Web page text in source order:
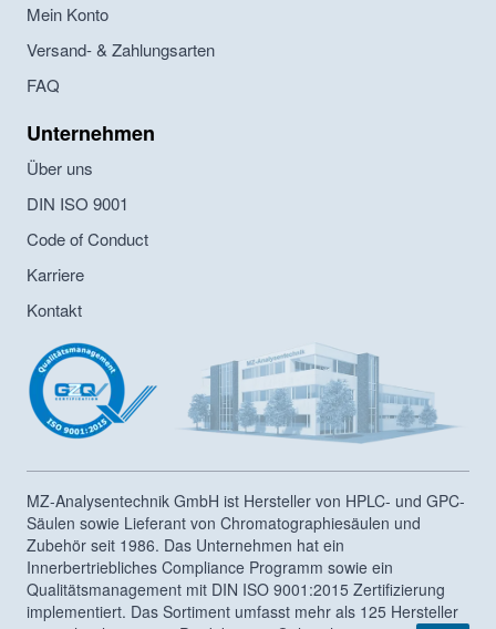
Mein Konto
Versand- & Zahlungsarten
FAQ
Unternehmen
Über uns
DIN ISO 9001
Code of Conduct
Karriere
Kontakt
MZ-Analysentechnik GmbH ist Hersteller von HPLC- und GPC-
Säulen sowie Lieferant von Chromatographiesäulen und
Zubehör seit 1986. Das Unternehmen hat ein
Innerbertriebliches Compliance Programm sowie ein
Qualitätsmanagement mit DIN ISO 9001:2015 Zertifizierung
implementiert. Das Sortiment umfasst mehr als 125 Hersteller